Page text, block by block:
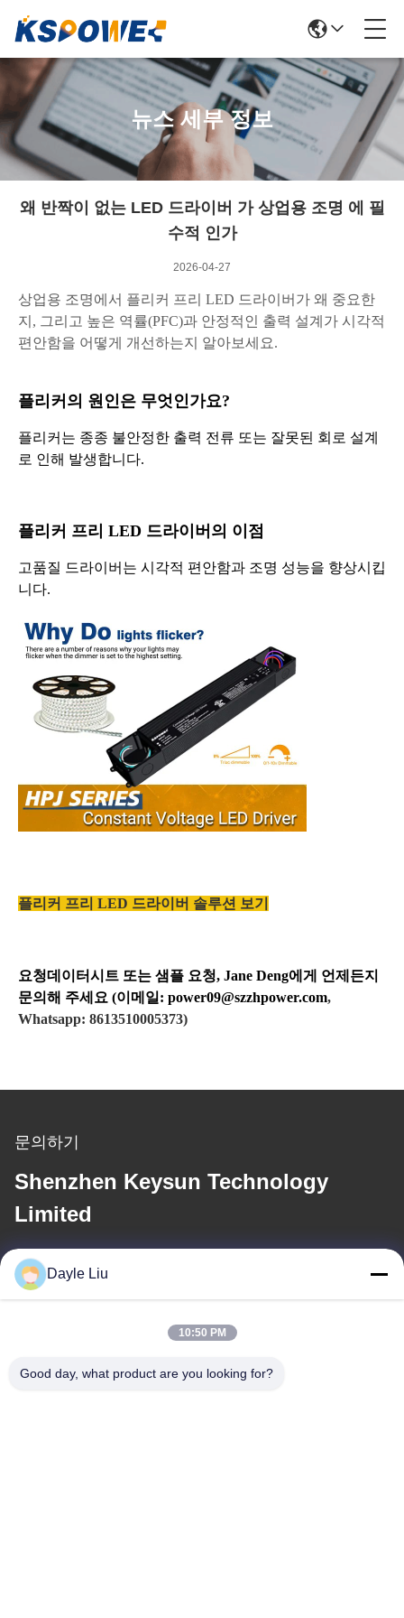
뉴스 세부 정보
왜 반짝이 없는 LED 드라이버 가 상업용 조명 에 필
수적 인가
2026-04-27
상업용 조명에서 플리커 프리 LED 드라이버가 왜 중요한
지, 그리고 높은 역률(PFC)과 안정적인 출력 설계가 시각적
편안함을 어떻게 개선하는지 알아보세요.
플리커의 원인은 무엇인가요?
플리커는 종종 불안정한 출력 전류 또는 잘못된 회로 설계
로 인해 발생합니다.
플리커 프리 LED 드라이버의 이점
고품질 드라이버는 시각적 편안함과 조명 성능을 향상시킵
니다.
플리커 프리 LED 드라이버 솔루션 보기
요청데이터시트 또는 샘플 요청, Jane Deng에게 언제든지
문의해 주세요 (이메일: power09@szzhpower.com,
Whatsapp: 8613510005373)
문의하기
Shenzhen Keysun Technology
Limited
이메일
power06@szzhpower.com
우리 주소
Dayle Liu
10:50 PM
Good day, what product are you looking for?